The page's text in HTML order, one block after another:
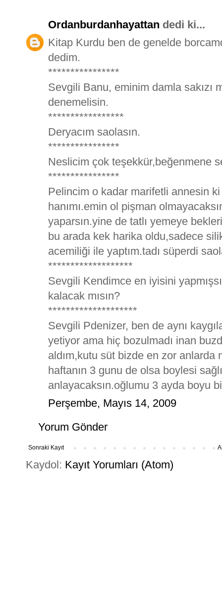
Ordanburdanhayattan dedi ki...
Kitap Kurdu ben de genelde
dedim.
****************
Sevgili Banu, eminim damla sakızı
denemelisin.
*****************
Deryacım saolasın.
****************
Neslicim çok teşekkür,beğenmene
****************
Pelincim o kadar marifetli annesin
hanımı.emin ol pişman
yaparsın.yine de tatlı yemeye
bu arada kek harika oldu,sadece
acemiliği ile yaptım.tadı süperdi
*******************
Sevgili Kendimce en iyisini
kalacak mısın?
********************
Sevgili Pdenizer, ben de aynı
yetiyor ama hiç bozulmadı inan
aldım,kutu süt bizde en zor anlarda
haftanın 3 gunu de olsa boylesi
anlayacaksın.oğlumu 3 ayda boyu
Perşembe, Mayıs 14, 2009
Yorum Gönder
Sonraki Kayıt
Kaydol: Kayıt Yorumları (Atom)